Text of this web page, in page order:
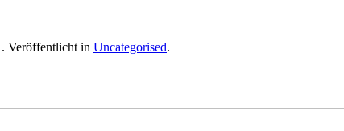
. Veröffentlicht in Uncategorised.